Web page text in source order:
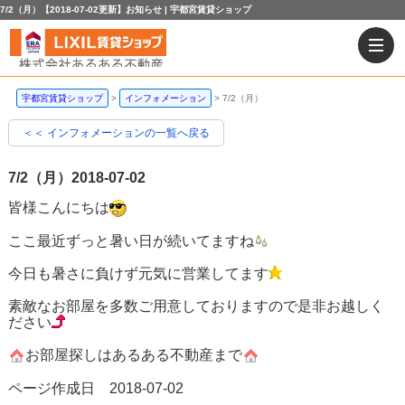
7/2（月）【2018-07-02更新】お知らせ | 宇都宮賃貸ショップ
宇都宮賃貸ショップ インフォメーション 7/2（月）
＜＜ インフォメーションの一覧へ戻る
7/2（月） 2018-07-02
皆様こんにちは
ここ最近ずっと暑い日が続いてますね
今日も暑さに負けず元気に営業してます
素敵なお部屋を多数ご用意しておりますので是非お越しく
ださい
お部屋探しはあるある不動産まで
ページ作成日 2018-07-02